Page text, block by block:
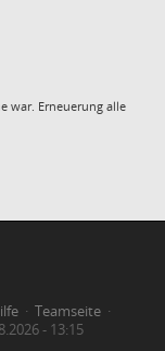
war. Erneuerung alle
· Teamseite·
- 13:15